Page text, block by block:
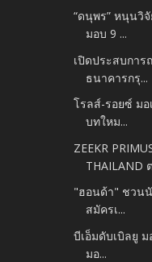
“ดนุพร” หนุนวิ
มอบ 9 ...
เปิดประสบกา
ธนาคารกรุ...
โรลส์-รอยซ์ มอ
บทใหม...
ZEEKR
THAILAND
"ฮอนด้า" ชวน
สมัครเ...
บีเอ็มดับเบิลยู
มอ...